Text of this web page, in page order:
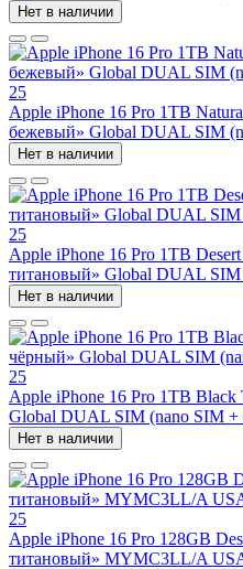
Нет в наличии
25
Apple iPhone 16 Pro 1TB
бежевый» Global DUAL SIM
Нет в наличии
25
Apple iPhone 16 Pro 1TB
титановый» Global DUAL
Нет в наличии
25
Apple iPhone 16 Pro 1TB
Global DUAL SIM (nano SIM +
Нет в наличии
25
Apple iPhone 16 Pro 128GB
титановый» MYMC3LL/A